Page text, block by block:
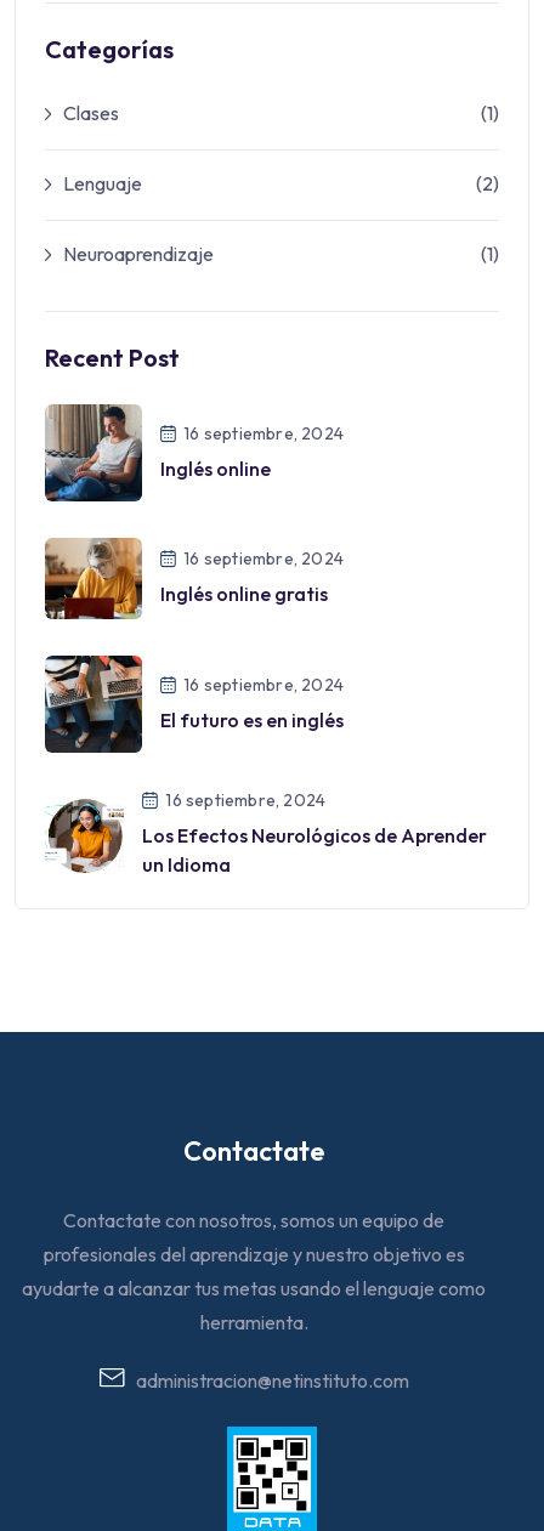
Categorías
Clases (1)
Lenguaje (2)
Neuroaprendizaje (1)
Recent Post
16 septiembre, 2024
Inglés online
16 septiembre, 2024
Inglés online gratis
16 septiembre, 2024
El futuro es en inglés
16 septiembre, 2024
Los Efectos Neurológicos de Aprender
un Idioma
Contactate
Contactate con nosotros, somos un equipo de
profesionales del aprendizaje y nuestro objetivo es
ayudarte a alcanzar tus metas usando el lenguaje como
herramienta.
administracion@netinstituto.com